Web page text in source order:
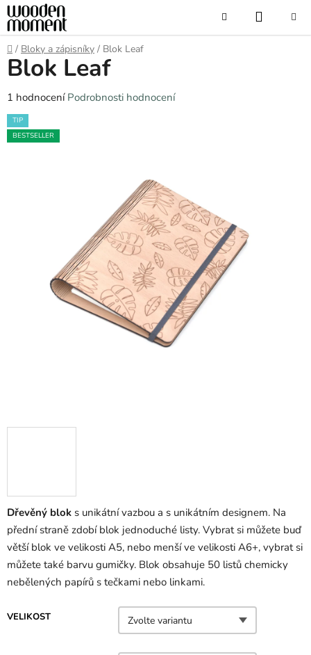
Přejít
na
obsah
KOŠÍK
Domů
/ Bloky a zápisníky / Blok Leaf
Dřevěný blok s unikátní vazbou a s unikátním designem. Na
přední straně zdobí blok jednoduché listy. Vybrat si můžete buď
větší blok ve velikosti A5, nebo menší ve velikosti A6+, vybrat si
můžete také barvu gumičky. Blok obsahuje 50 listů chemicky
nebělených papírů s tečkami nebo linkami.
VELIKOST
Blok Leaf
Průměrné
hodnocení
produktu
1 hodnocení Podrobnosti hodnocení
TIP
BESTSELLER